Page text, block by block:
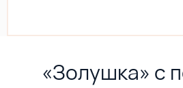
«Золушка» с